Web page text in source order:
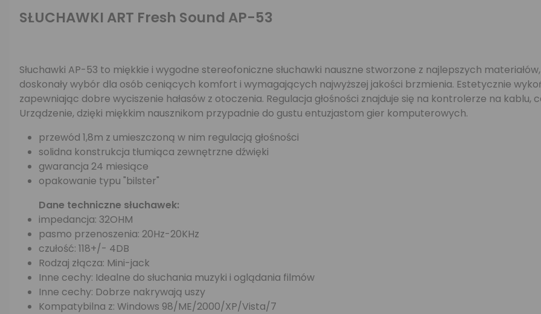
SŁUCHAWKI ART Fresh Sound AP-53
Słuchawki AP-53 to miękkie i wygodne stereofoniczne słuchawki nauszne stworzone z najlepszych
doskonały wybór dla osób ceniących komfort i wymagających najwyższej jakości brzmienia. Estetycznie
zapewniając dobre wyciszenie hałasów z otoczenia. Regulacja głośności znajduje się na kontrolerze na kablu,
Urządzenie, dzięki miękkim nausznikom przypadnie do gustu entuzjastom gier komputerowych.
przewód 1,8m z umieszczoną w nim regulacją głośności
solidna konstrukcja tłumiąca zewnętrzne dźwięki
gwarancja 24 miesiące
opakowanie typu "bilster"
Dane techniczne słuchawek:
impedancja: 32OHM
pasmo przenoszenia: 20Hz-20KHz
czułość: 118+/- 4DB
Rodzaj złącza: Mini-jack
Inne cechy: Idealne do słuchania muzyki i oglądania filmów
Inne cechy: Dobrze nakrywają uszy
Kompatybilna z: Windows 98/ME/2000/XP/Vista/7